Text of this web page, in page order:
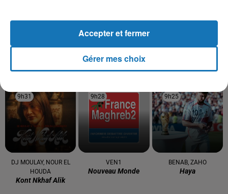
9h31
9h31
DJ MOULAY, NOUR EL
HOUDA
Kont Nkhaf Alik
9h28
9h28
VEN1
Nouveau Monde
9h25
9h25
BENAB, ZAHO
Haya
Gérer mes choix
Accepter et fermer